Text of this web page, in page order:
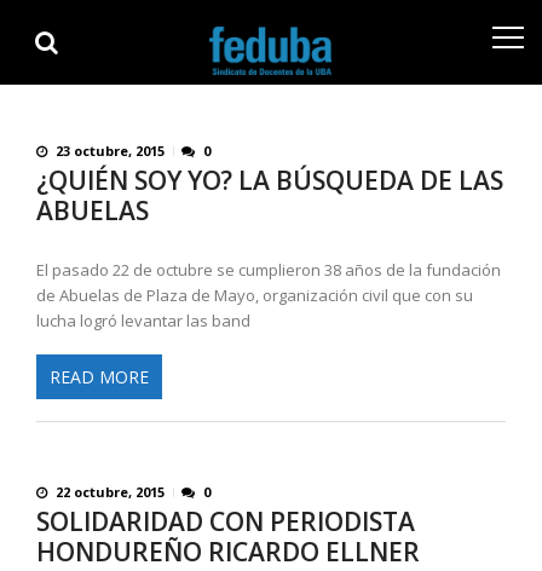
navigation
content
23 octubre, 2015 0
¿QUIÉN SOY YO? LA BÚSQUEDA DE LAS
ABUELAS
El pasado 22 de octubre se cumplieron 38 años de la fundación
de Abuelas de Plaza de Mayo, organización civil que con su
lucha logró levantar las band
READ MORE
22 octubre, 2015 0
SOLIDARIDAD CON PERIODISTA
HONDUREÑO RICARDO ELLNER